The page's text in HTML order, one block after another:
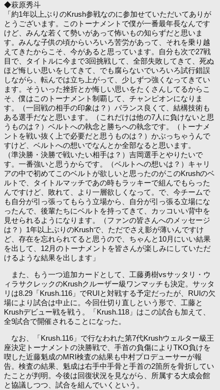
◆萩原秀斗
「約1年以上ぶりのKrush参戦なのに参加せていただいてありが
とうございます。このトーナメントで僕が一番最年長なんです
けど、みんな若くて勢いがあって怖いもの知らずだと思いま
す。みんな子供の頃からいろいろ苦労があって、それを乗り越
えてきたからこそ、今があると思っています。自分も次で27戦
目で、タイトルに今まで3回挑戦して、全部失敗してきて、死ぬ
ほど悔しい思いをしてきて、でも腐らないでいろいろ試行錯誤
しながら、転んでは立ち上がって、少しずつ強くなってきてい
ます。そういった挫折とか悔しい思いをたくさんしてるからこ
そ、僕はこのトーナメント制覇して、チャンピオンになりま
す。（一回戦の相手の印象は？）バランス良くて、結構技術も
ある選手だなと思います。（これだけは他の7人に負けないと思
うものは？）ベルトへの執念と勝ちへの執念です。（トーナメ
ントを戦い抜く上で必要だと思うものは？）かぶっちゃうんで
すけど、ベルトへの想いでなんとか全部なると思います。
（準決勝・決勝で戦いたい相手は？）吉岡選手とやりたいで
す。一番強いと思うからです。（ベルトへの想いは？）キャリ
アの中で初めてこのベルトが欲しいと思ったのがこのKrushのベ
ルトで、タイトルマッチであの時もラッキーで組んでもらった
んですけど、敗れて、より一層欲しくなって。で、今チームで
も自分が引っ張ってもらう立場から、自分が引っ張る立場にな
ったんで、後輩たちにベルトを持ってきて、カッコいい背中を
見せられるようになります。（ファンの皆さんへのメッセージ
は？）1年以上ぶりのKrushで、ただでさえ影が薄いんですけ
ど、存在を忘れられてると思うので、ちゃんと10月にいい結果
を出して、12月のトーナメントを皆さんが楽しみにしていただ
けるような結果を出します」
また、もう一つ追加カードとして、工藤勇樹vsサッタリ・ウ
ィラサクレックのKrushクルーザー級ワンマッチも決定。サッタ
リは8.29「Krush.116」でRUIと対戦する予定だったが、RUIの欠
場により試合は中止に。今回仕切り直しという形で、工藤と
Krushデビュー戦を戦う。「Krush.118」はこの試合も加えて、
全9試合で開催されることになった。
なお、「Krush.116」で行なわれた第7代Krushウェルター級王
座決定トーナメントの決勝戦で、手首の負傷によりTKO負けを
喫した近藤魁成のMRI検査の結果も中村プロデューサーが報
告。検査の結果、魁成は右手中手骨と手首の2箇所を骨折してい
たことが判明。今後は回復状況を見ながら、所属する大成会館
と協議しつつ、試合を組んでいくという。